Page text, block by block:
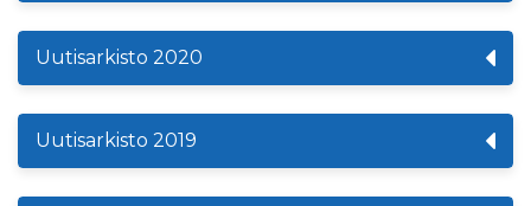
Uutisarkisto 2020
Uutisarkisto 2019